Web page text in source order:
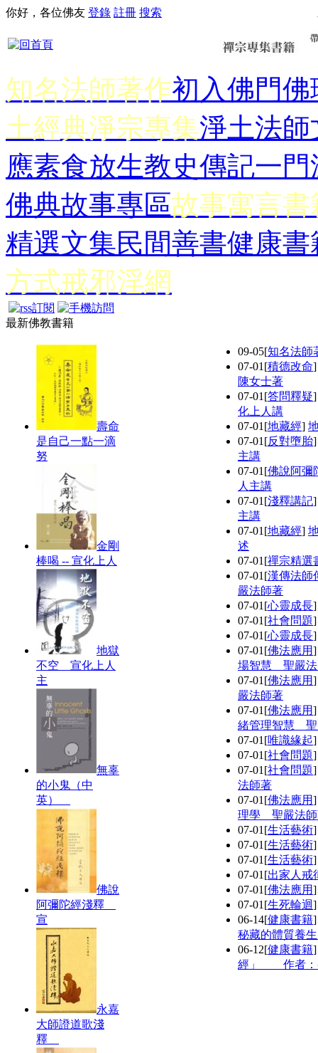
你好，各位佛友 登錄 註冊 搜索
知名法師著作初入佛門佛
土經典淨宗專集淨土法師
應素食放生教史傳記一門
佛典故事專區故事寓言書
精選文集民間善書健康書
方式戒邪淫網
最新佛教書籍
壽命
是自己一點一滴
努
金剛
棒喝 -- 宣化上人
地獄
不空 宣化上人
主
無辜
的小鬼（中
英）
佛說
阿彌陀經淺釋
宣
永嘉
大師證道歌淺
釋
09-05[知名法師
07-01 [積德改命
陳女士著
07-01 [答問釋疑
化上人講
07-01 [地藏經]
07-01 [反對墮胎
主講
07-01 [佛說阿彌
人主講
07-01 [淺釋講記
主講
07-01 [地藏經]
述
07-01 [禪宗精選
07-01 [漢傳法師
嚴法師著
07-01 [心靈成長
07-01 [社會問題
07-01 [心靈成長
07-01 [佛法應用
場智慧 聖嚴
07-01 [佛法應用
嚴法師著
07-01 [佛法應用
緒管理智慧
07-01 [唯識緣起
07-01 [社會問題
07-01 [社會問題
法師著
07-01 [佛法應用
理學 聖嚴法
07-01 [生活藝術
07-01 [生活藝術
07-01 [生活藝術
07-01 [出家人戒
07-01 [佛法應用
07-01 [生死輪迴
06-14[健康書籍
秘藏的體質養
06-12[健康書籍
經」 作者：